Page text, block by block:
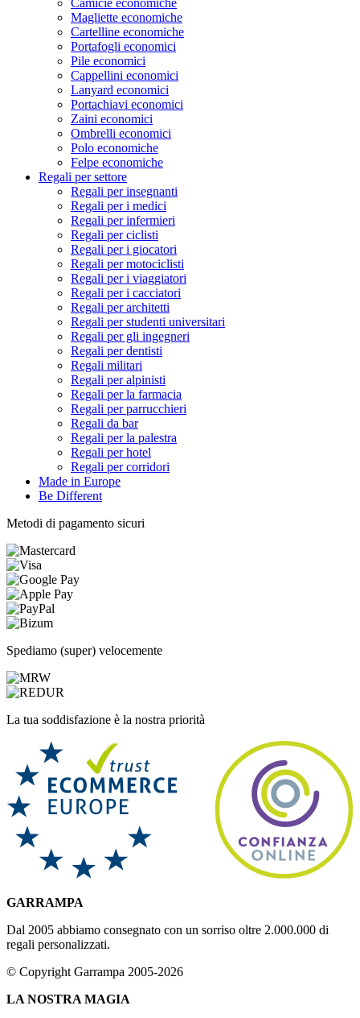
Magliette economiche
Cartelline economiche
Portafogli economici
Pile economici
Cappellini economici
Lanyard economici
Portachiavi economici
Zaini economici
Ombrelli economici
Polo economiche
Felpe economiche
Regali per settore
Regali per insegnanti
Regali per i medici
Regali per infermieri
Regali per ciclisti
Regali per i giocatori
Regali per motociclisti
Regali per i viaggiatori
Regali per i cacciatori
Regali per architetti
Regali per studenti universitari
Regali per gli ingegneri
Regali per dentisti
Regali militari
Regali per alpinisti
Regali per la farmacia
Regali per parrucchieri
Regali da bar
Regali per la palestra
Regali per hotel
Regali per corridori
Made in Europe
Be Different
Metodi di pagamento sicuri
Spediamo (super) velocemente
La tua soddisfazione è la nostra priorità
GARRAMPA
Dal 2005 abbiamo consegnato con un sorriso oltre 2.000.000 di
regali personalizzati.
© Copyright Garrampa 2005-2026
LA NOSTRA MAGIA